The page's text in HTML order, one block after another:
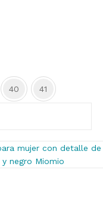
40 41